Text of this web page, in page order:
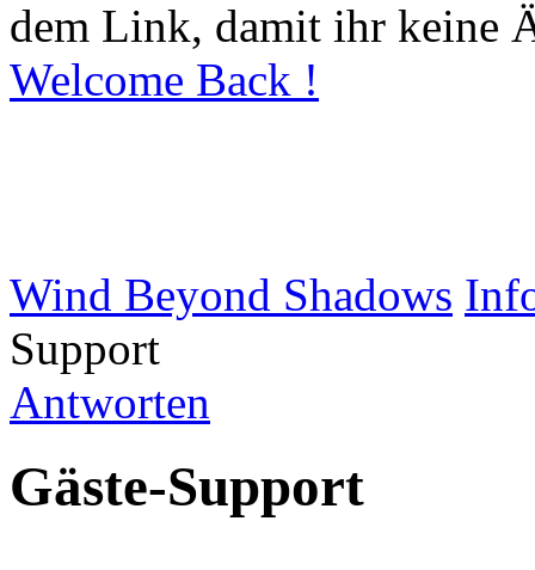
dem Link, damit ihr keine
Welcome Back !
Wind Beyond Shadows
Support
Antworten
Gäste-Support